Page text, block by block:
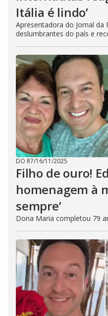
Itália é lindo’
Apresentadora do Jornal da
deslumbrantes do país e
DO R7/16/11/2025
Filho de ouro!
homenagem à
sempre’
Dona Maria completou 79